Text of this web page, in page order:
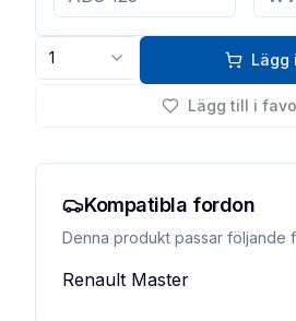
1 Lägg
Lägg till i
Kompatibla fordon
Denna produkt passar följande
Renault Master